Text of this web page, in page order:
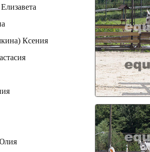
Ксения